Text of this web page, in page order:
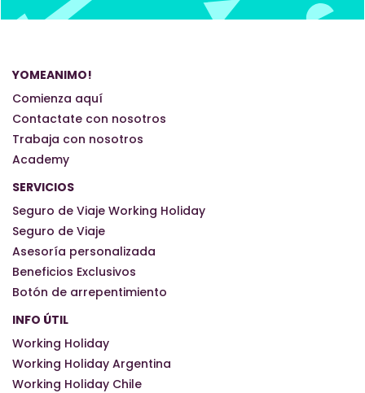
YOMEANIMO!
Comienza aquí
Contactate con nosotros
Trabaja con nosotros
Academy
SERVICIOS
Seguro de Viaje Working Holiday
Seguro de Viaje
Asesoría personalizada
Beneficios Exclusivos
Botón de arrepentimiento
INFO ÚTIL
Working Holiday
Working Holiday Argentina
Working Holiday Chile